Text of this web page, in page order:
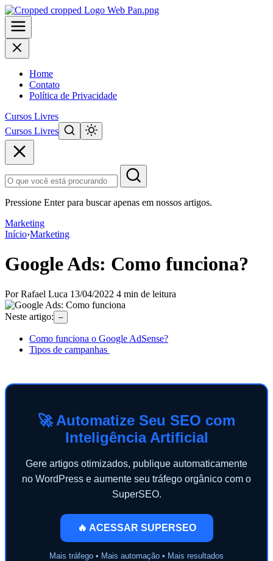
Home
Contato
Política de Privacidade
Cursos Livres
Cursos Livres
Pular
para
o
conteúdo
principal
Pressione Enter para buscar apenas em nossos artigos.
Marketing
Início›Marketing
Google Ads: Como funciona?
Por Rafael Luca 13/04/2022 4 min de leitura
Neste artigo: –
Como funciona o Google AdSense?
Tipos de campanhas
🚀 Automatize Seu SEO com
Inteligência Artificial
Gere artigos otimizados, publique automaticamente
no WordPress e aumente seu tráfego orgânico com o
SuperSEO.
🔥 ACESSAR SUPERSEO
Mais tráfego • Mais automação • Mais resultados